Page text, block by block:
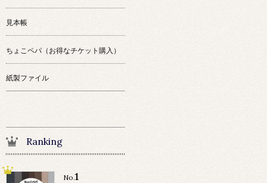
見本帳
ちょこペパ（お得なチケット購入）
紙製ファイル
Ranking
No.1